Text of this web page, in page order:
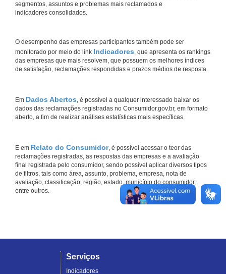
segmentos, assuntos e problemas mais reclamados e
indicadores consolidados.
O desempenho das empresas participantes também pode ser
monitorado por meio do link Indicadores, que apresenta os rankings
das empresas que mais resolvem, que possuem os melhores índices
de satisfação, reclamações respondidas e prazos médios de resposta.
Em Dados Abertos, é possível a qualquer interessado baixar os
dados das reclamações registradas no Consumidor.gov.br, em formato
aberto, a fim de realizar análises estatísticas mais específicas.
E em Relato do Consumidor, é possível acessar o teor das
reclamações registradas, as respostas das empresas e a avaliação
final registrada pelo consumidor, sendo possível aplicar diversos tipos
de filtros, tais como área, assunto, problema, empresa, nota de
avaliação, classificação, região, estado, município do consumidor,
entre outros.
Serviços
Indicadores